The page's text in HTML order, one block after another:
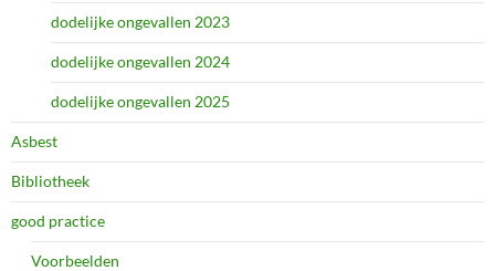
dodelijke ongevallen 2023
dodelijke ongevallen 2024
dodelijke ongevallen 2025
Asbest
Bibliotheek
good practice
Voorbeelden